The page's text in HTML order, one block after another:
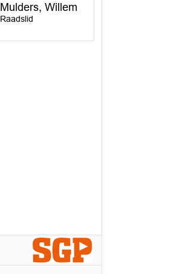
Mulders, Willem
Raadslid